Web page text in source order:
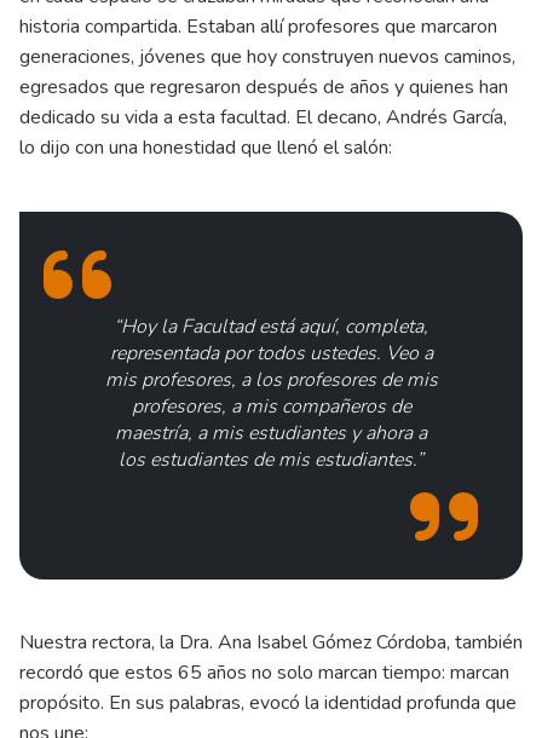
historia compartida. Estaban allí profesores que marcaron
generaciones, jóvenes que hoy construyen nuevos caminos,
egresados que regresaron después de años y quienes han
dedicado su vida a esta facultad. El decano, Andrés García,
lo dijo con una honestidad que llenó el salón:
“Hoy la Facultad está aquí, completa,
representada por todos ustedes. Veo a
mis profesores, a los profesores de mis
profesores, a mis compañeros de
maestría, a mis estudiantes y ahora a
los estudiantes de mis estudiantes.”
Nuestra rectora, la Dra. Ana Isabel Gómez Córdoba, también
recordó que estos 65 años no solo marcan tiempo: marcan
propósito. En sus palabras, evocó la identidad profunda que